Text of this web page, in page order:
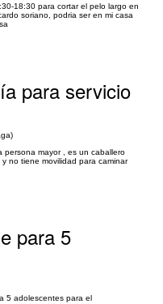
18:30 para cortar el pelo largo en
soriano, podria ser en mi casa
para servicio
persona mayor , es un caballero
no tiene movilidad para caminar
para 5
5 adolescentes para el